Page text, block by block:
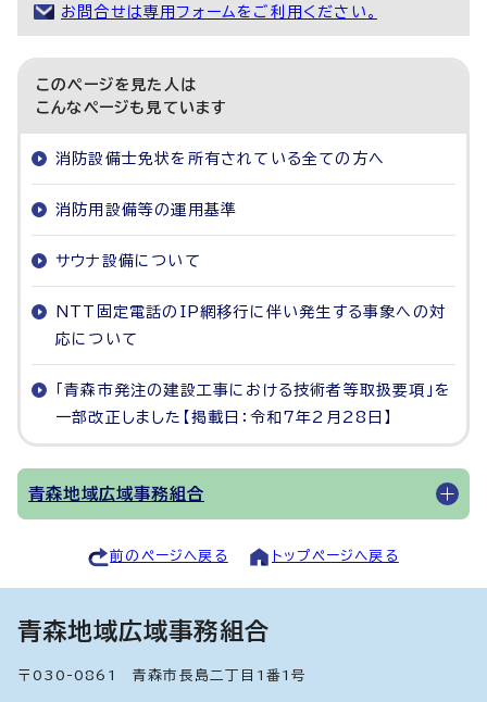
お問合せは専用フォームをご利用ください。
このページを見た人は
こんなページも見ています
消防設備士免状を所有されている全ての方へ
消防用設備等の運用基準
サウナ設備について
NTT固定電話のIP網移行に伴い発生する事象への対
応について
「青森市発注の建設工事における技術者等取扱要項」を
一部改正しました【掲載日：令和7年2月28日】
青森地域広域事務組合
前のページへ戻る トップページへ戻る
青森地域広域事務組合
〒030-0861 青森市長島二丁目1番1号